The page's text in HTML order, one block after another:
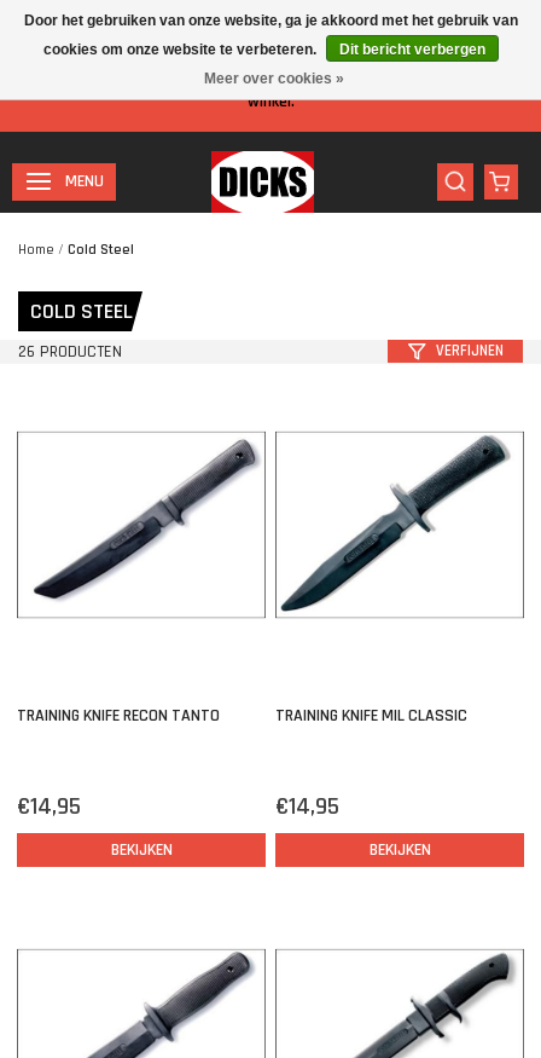
Let op: I.v.m. de zomervakantie is er minder personeel aanwezig in de
winkel.
MENU
Home / Cold Steel
COLD STEEL
26 PRODUCTEN VERFIJNEN
TRAINING KNIFE RECON TANTO
€14,95
BEKIJKEN
TRAINING KNIFE MIL CLASSIC
€14,95
BEKIJKEN
Door het gebruiken van onze website, ga je akkoord met het gebruik van
cookies om onze website te verbeteren.
Dit bericht verbergen
Meer over cookies »